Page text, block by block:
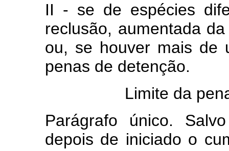
II - se de espécies
reclusão, aumentada
ou, se houver mais de
penas de detenção.
Limite da
Parágrafo único.
depois de iniciado o